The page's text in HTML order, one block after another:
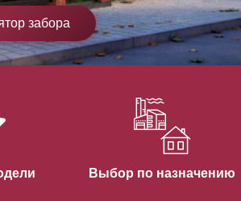
забора
Выбор по назначению